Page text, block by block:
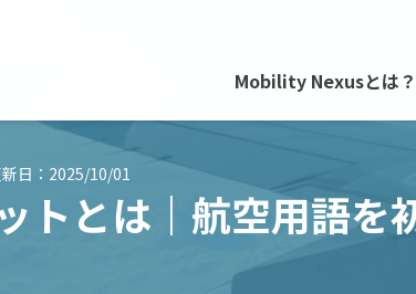
Mobility Nexusとは？
日： 2025/10/01
トとは｜航空用語を